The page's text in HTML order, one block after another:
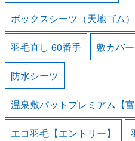
ボックスシーツ（天地ゴム
羽毛直し 60番手 敷カバ
防水シーツ
温泉敷パットプレミアム【富
エコ羽毛【エントリー】